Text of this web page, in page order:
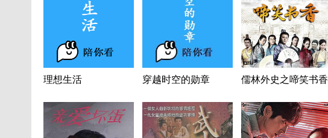
理想生活 穿越时空的勋章 儒林外史之啼笑书香